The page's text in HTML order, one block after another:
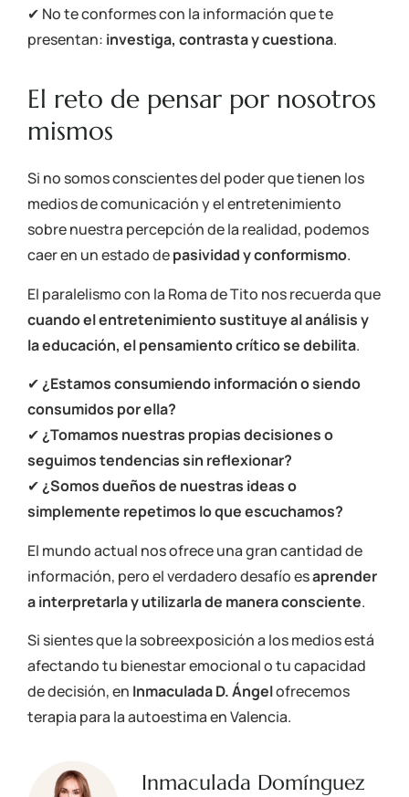
✔ No te conformes con la información que te
presentan: investiga, contrasta y cuestiona.
El reto de pensar por nosotros
mismos
Si no somos conscientes del poder que tienen los
medios de comunicación y el entretenimiento
sobre nuestra percepción de la realidad, podemos
caer en un estado depasividad y conformismo.
El paralelismo con la Roma de Tito nos recuerda que
cuando el entretenimiento sustituye al análisis y
la educación, el pensamiento crítico se debilita.
✔¿Estamos consumiendo información o siendo
consumidos por ella?
✔¿Tomamos nuestras propias decisiones o
seguimos tendencias sin reflexionar?
✔¿Somos dueños de nuestras ideas o
simplemente repetimos lo que escuchamos?
El mundo actual nos ofrece una gran cantidad de
información, pero el verdadero desafío esaprender
a interpretarla y utilizarla de manera consciente.
Si sientes que la sobreexposición a los medios está
afectando tu bienestar emocional o tu capacidad
de decisión, en Inmaculada D. Ángelofrecemos
terapia para la autoestima en Valencia.
Inmaculada Domínguez